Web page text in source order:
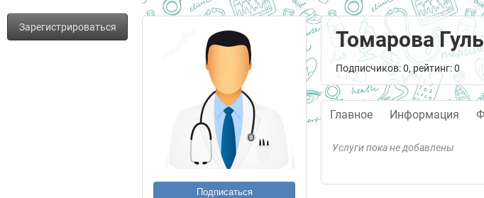
Зарегистрироваться
Подписаться
Томарова
Подписчиков: 0, рейтинг: 0
Главное Информация
Услуги пока не добавлены